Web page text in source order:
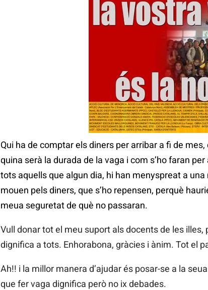
Qui ha de comptar els diners per arribar a fi de
quina serà la durada de la vaga i com s’ho faran
tots aquells que algun dia, hi han menyspreat a
mouen pels diners, que s’ho repensen, perquè
meua seguretat de què no passaran.
Vull donar tot el meu suport als docents de les
dignifica a tots. Enhorabona, gràcies i ànim. Tot el
Ah!! i la millor manera d’ajudar és posar-se a la
que fer vaga dignifica però no ix debades.